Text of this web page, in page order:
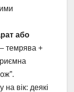
або
темрява +
вік: деякі